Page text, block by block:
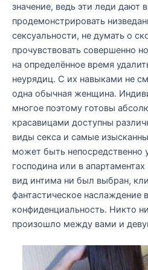
значение, ведь эти леди
продемонстрировать
сексуальности, не думать о
прочувствовать совершенно
на определённое время
неурядиц. С их навыками не
одна обычная женщина.
многое поэтому готовы
красавицами доступны
виды секса и самые
может быть непосредственно
господина или в
вид интима ни был выбран,
фантастическое наслаждение
конфиденциальность. Никто
произошло между вами и